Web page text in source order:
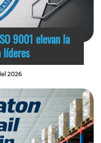
9001 elevan la
líderes
2026